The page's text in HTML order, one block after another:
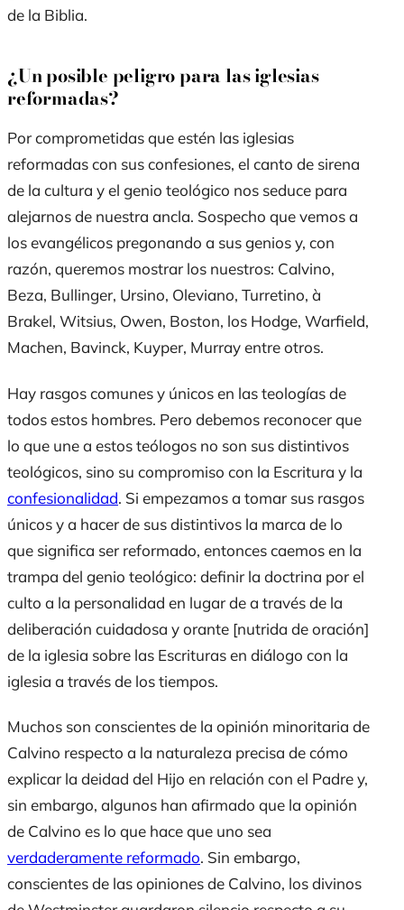
de la Biblia.
¿Un posible peligro para las iglesias
reformadas?
Por comprometidas que estén las iglesias
reformadas con sus confesiones, el canto de sirena
de la cultura y el genio teológico nos seduce para
alejarnos de nuestra ancla. Sospecho que vemos a
los evangélicos pregonando a sus genios y, con
razón, queremos mostrar los nuestros: Calvino,
Beza, Bullinger, Ursino, Oleviano, Turretino, à
Brakel, Witsius, Owen, Boston, los Hodge, Warfield,
Machen, Bavinck, Kuyper, Murray entre otros.
Hay rasgos comunes y únicos en las teologías de
todos estos hombres. Pero debemos reconocer que
lo que une a estos teólogos no son sus distintivos
teológicos, sino su compromiso con la Escritura y la
confesionalidad. Si empezamos a tomar sus rasgos
únicos y a hacer de sus distintivos la marca de lo
que significa ser reformado, entonces caemos en la
trampa del genio teológico: definir la doctrina por el
culto a la personalidad en lugar de a través de la
deliberación cuidadosa y orante [nutrida de oración]
de la iglesia sobre las Escrituras en diálogo con la
iglesia a través de los tiempos.
Muchos son conscientes de la opinión minoritaria de
Calvino respecto a la naturaleza precisa de cómo
explicar la deidad del Hijo en relación con el Padre y,
sin embargo, algunos han afirmado que la opinión
de Calvino es lo que hace que uno sea
verdaderamente reformado. Sin embargo,
conscientes de las opiniones de Calvino, los divinos